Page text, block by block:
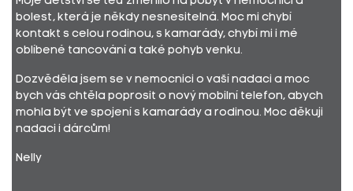
bolest, která je někdy nesnesitelná. Moc mi chybí
kontakt s celou rodinou, s kamarády, chybí mi i mé
oblíbené tancování a také pohyb venku.
Dozvěděla jsem se v nemocnici o vaší nadaci a moc
bych vás chtěla poprosit o nový mobilní telefon, abych
mohla být ve spojení s kamarády a rodinou. Moc děkuji
nadaci i dárcům!
Nelly